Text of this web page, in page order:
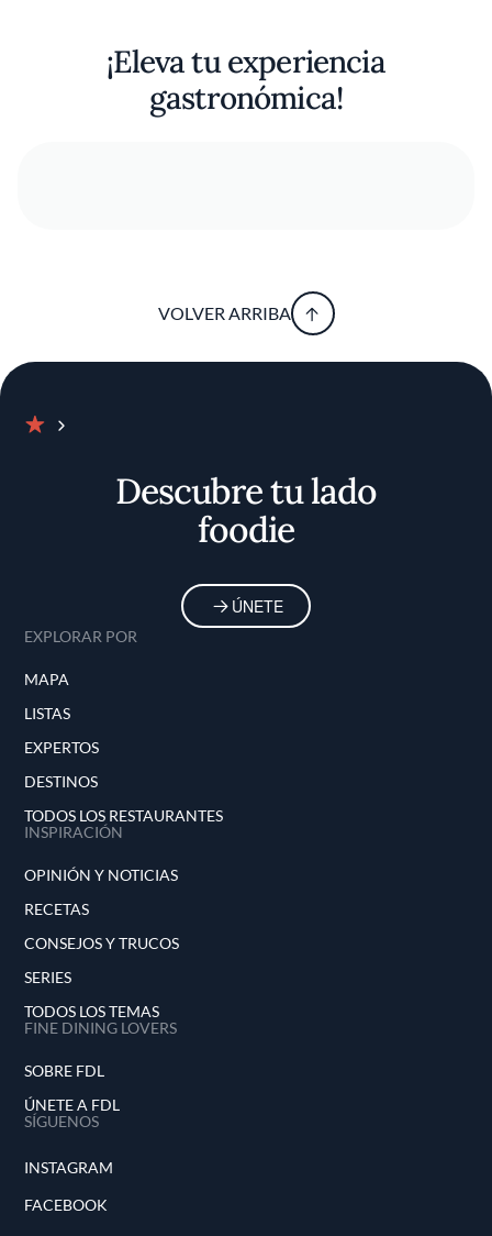
¡Eleva tu experiencia
gastronómica!
VOLVER ARRIBA
Descubre tu lado
foodie
ÚNETE
EXPLORAR POR
MAPA
LISTAS
EXPERTOS
DESTINOS
TODOS LOS RESTAURANTES
INSPIRACIÓN
OPINIÓN Y NOTICIAS
RECETAS
CONSEJOS Y TRUCOS
SERIES
TODOS LOS TEMAS
FINE DINING LOVERS
SOBRE FDL
ÚNETE A FDL
SÍGUENOS
INSTAGRAM
FACEBOOK